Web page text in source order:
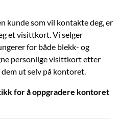
kunde som vil kontakte deg, er
et visittkort. Vi selger
for både blekk- og
personlige visittkort etter
ut selv på kontoret.
for å oppgradere kontoret